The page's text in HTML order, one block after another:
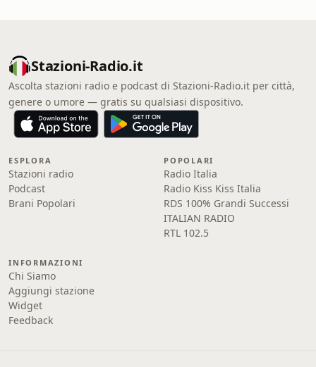
Stazioni-Radio.it
Ascolta stazioni radio e podcast di Stazioni-Radio.it per città,
genere o umore — gratis su qualsiasi dispositivo.
ESPLORA
Stazioni radio
Podcast
Brani Popolari
POPOLARI
Radio Italia
Radio Kiss Kiss Italia
RDS 100% Grandi Successi
ITALIAN RADIO
RTL 102.5
INFORMAZIONI
Chi Siamo
Aggiungi stazione
Widget
Feedback